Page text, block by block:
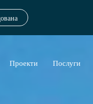
Проекти Послуги